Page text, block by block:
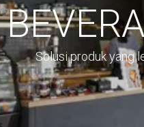
Solusi produk yang